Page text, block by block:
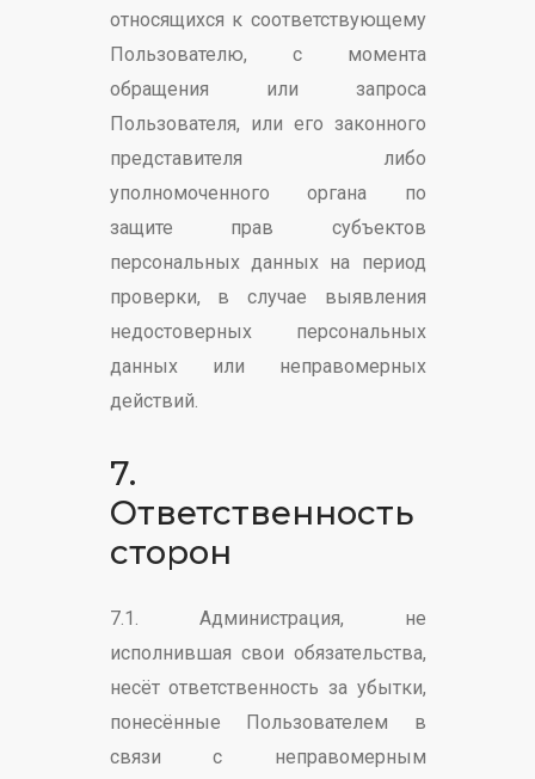
относящихся к соответствующему
Пользователю, с момента
обращения или запроса
Пользователя, или его законного
представителя либо
уполномоченного органа по
защите прав субъектов
персональных данных на период
проверки, в случае выявления
недостоверных персональных
данных или неправомерных
действий.
7.
Ответственность
сторон
7.1. Администрация, не
исполнившая свои обязательства,
несёт ответственность за убытки,
понесённые Пользователем в
связи с неправомерным